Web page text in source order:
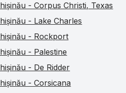
- Corpus Christi, Texas
- Lake Charles
- Rockport
- Palestine
- De Ridder
- Corsicana